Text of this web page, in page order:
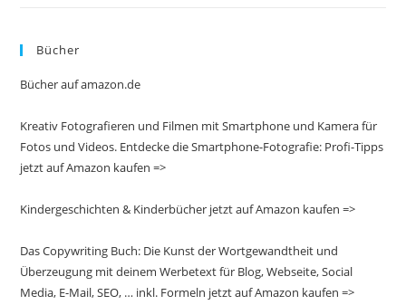
Bücher
Bücher auf amazon.de
Kreativ Fotografieren und Filmen mit Smartphone und Kamera für
Fotos und Videos. Entdecke die Smartphone-Fotografie: Profi-Tipps
jetzt auf Amazon kaufen =>
Kindergeschichten & Kinderbücher jetzt auf Amazon kaufen =>
Das Copywriting Buch: Die Kunst der Wortgewandtheit und
Überzeugung mit deinem Werbetext für Blog, Webseite, Social
Media, E-Mail, SEO, … inkl. Formeln jetzt auf Amazon kaufen =>